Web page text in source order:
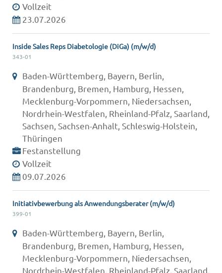
Vollzeit
23.07.2026
Inside Sales Reps Diabetologie (DiGa) (m/w/d)
343-01
Baden-Württemberg, Bayern, Berlin,
Brandenburg, Bremen, Hamburg, Hessen,
Mecklenburg-Vorpommern, Niedersachsen,
Nordrhein-Westfalen, Rheinland-Pfalz, Saarland,
Sachsen, Sachsen-Anhalt, Schleswig-Holstein,
Thüringen
Festanstellung
Vollzeit
09.07.2026
Initiativbewerbung als Anwendungsberater (m/w/d)
399-01
Baden-Württemberg, Bayern, Berlin,
Brandenburg, Bremen, Hamburg, Hessen,
Mecklenburg-Vorpommern, Niedersachsen,
Nordrhein-Westfalen, Rheinland-Pfalz, Saarland,